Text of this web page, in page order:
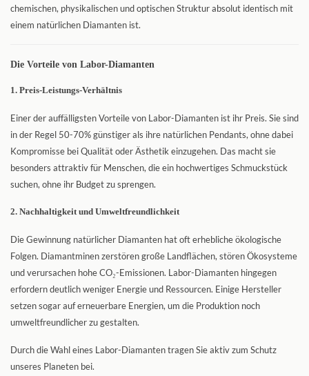
chemischen, physikalischen und optischen Struktur absolut identisch mit
einem natürlichen Diamanten ist.
Die Vorteile von Labor-Diamanten
1. Preis-Leistungs-Verhältnis
Einer der auffälligsten Vorteile von Labor-Diamanten ist ihr Preis. Sie sind
in der Regel 50-70% günstiger als ihre natürlichen Pendants, ohne dabei
Kompromisse bei Qualität oder Ästhetik einzugehen. Das macht sie
besonders attraktiv für Menschen, die ein hochwertiges Schmuckstück
suchen, ohne ihr Budget zu sprengen.
2. Nachhaltigkeit und Umweltfreundlichkeit
Die Gewinnung natürlicher Diamanten hat oft erhebliche ökologische
Folgen. Diamantminen zerstören große Landflächen, stören Ökosysteme
und verursachen hohe CO₂-Emissionen. Labor-Diamanten hingegen
erfordern deutlich weniger Energie und Ressourcen. Einige Hersteller
setzen sogar auf erneuerbare Energien, um die Produktion noch
umweltfreundlicher zu gestalten.
Durch die Wahl eines Labor-Diamanten tragen Sie aktiv zum Schutz
unseres Planeten bei.